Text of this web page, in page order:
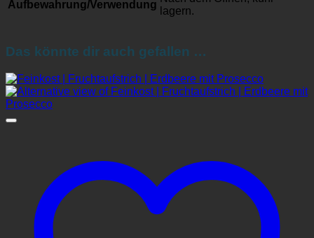
Aufbewahrung/Verwendung
lagern.
Das könnte dir auch gefallen …